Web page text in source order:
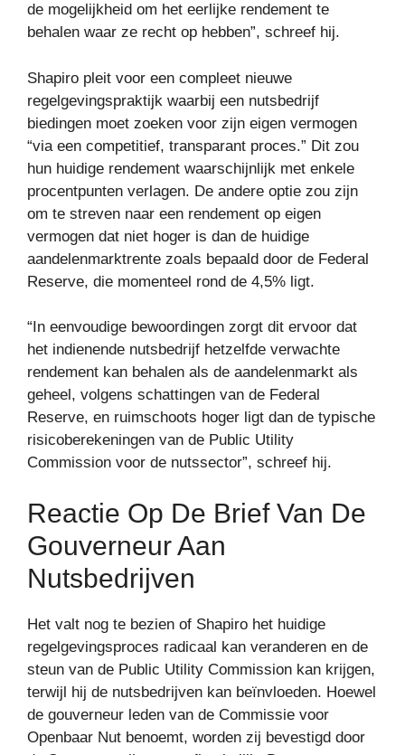
de mogelijkheid om het eerlijke rendement te
behalen waar ze recht op hebben”, schreef hij.
Shapiro pleit voor een compleet nieuwe
regelgevingspraktijk waarbij een nutsbedrijf
biedingen moet zoeken voor zijn eigen vermogen
“via een competitief, transparant proces.” Dit zou
hun huidige rendement waarschijnlijk met enkele
procentpunten verlagen. De andere optie zou zijn
om te streven naar een rendement op eigen
vermogen dat niet hoger is dan de huidige
aandelenmarktrente zoals bepaald door de Federal
Reserve, die momenteel rond de 4,5% ligt.
“In eenvoudige bewoordingen zorgt dit ervoor dat
het indienende nutsbedrijf hetzelfde verwachte
rendement kan behalen als de aandelenmarkt als
geheel, volgens schattingen van de Federal
Reserve, en ruimschoots hoger ligt dan de typische
risicoberekeningen van de Public Utility
Commission voor de nutssector”, schreef hij.
Reactie Op De Brief Van De
Gouverneur Aan
Nutsbedrijven
Het valt nog te bezien of Shapiro het huidige
regelgevingsproces radicaal kan veranderen en de
steun van de Public Utility Commission kan krijgen,
terwijl hij de nutsbedrijven kan beïnvloeden. Hoewel
de gouverneur leden van de Commissie voor
Openbaar Nut benoemt, worden zij bevestigd door